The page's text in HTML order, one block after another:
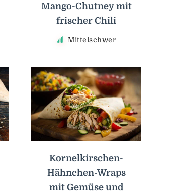
Mango-Chutney mit
frischer Chili
Mittelschwer
Kornelkirschen-
Hähnchen-Wraps
mit Gemüse und